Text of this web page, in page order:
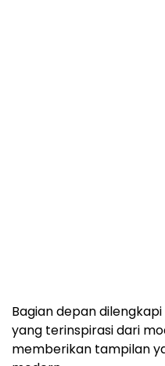
Bagian depan
yang terinspirasi dari
memberikan tampilan